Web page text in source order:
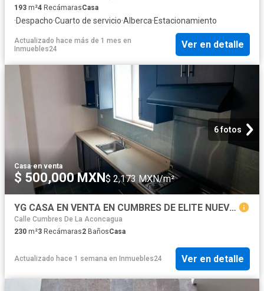
193 m²4 RecámarasCasa
·Despacho·Cuarto de servicio·Alberca·Estacionamiento
Actualizado hace más de 1 mes en
Inmuebles24
Ver en detalle
6 fotos
Casa·en venta
$ 500,000 MXN$ 2,173 MXN/m²
YG CASA EN VENTA EN CUMBRES DE ELITE NUEVO LEON
Calle Cumbres De La Aconcagua
230 m²3 Recámaras2 BañosCasa
Actualizado hace 1 semana en Inmuebles24 Ver en detalle